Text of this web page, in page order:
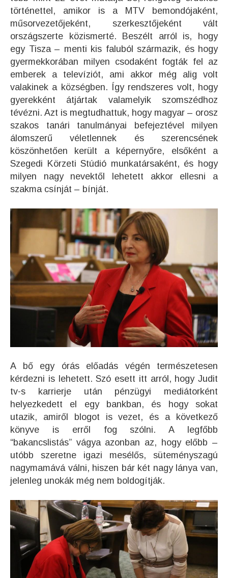
történettel, amikor is a MTV bemondójaként,
műsorvezetőjeként, szerkesztőjeként vált
országszerte közismerté. Beszélt arról is, hogy
egy Tisza – menti kis faluból származik, és hogy
gyermekkorában milyen csodaként fogták fel az
emberek a televíziót, ami akkor még alig volt
valakinek a községben. Így rendszeres volt, hogy
gyerekként átjártak valamelyik szomszédhoz
tévézni. Azt is megtudhattuk, hogy magyar – orosz
szakos tanári tanulmányai befejeztével milyen
álomszerű véletlennek és szerencsének
köszönhetően került a képernyőre, elsőként a
Szegedi Körzeti Stúdió munkatársaként, és hogy
milyen nagy nevektől lehetett akkor ellesni a
szakma csínját – bínját.
A bő egy órás előadás végén természetesen
kérdezni is lehetett. Szó esett itt arról, hogy Judit
tv-s karrierje után pénzügyi mediátorként
helyezkedett el egy bankban, és hogy sokat
utazik, amiről blogot is vezet, és a következő
könyve is erről fog szólni. A legfőbb
“bakancslistás” vágya azonban az, hogy előbb –
utóbb szeretne igazi mesélős, süteményszagú
nagymamává válni, hiszen bár két nagy lánya van,
jelenleg unokák még nem boldogítják.